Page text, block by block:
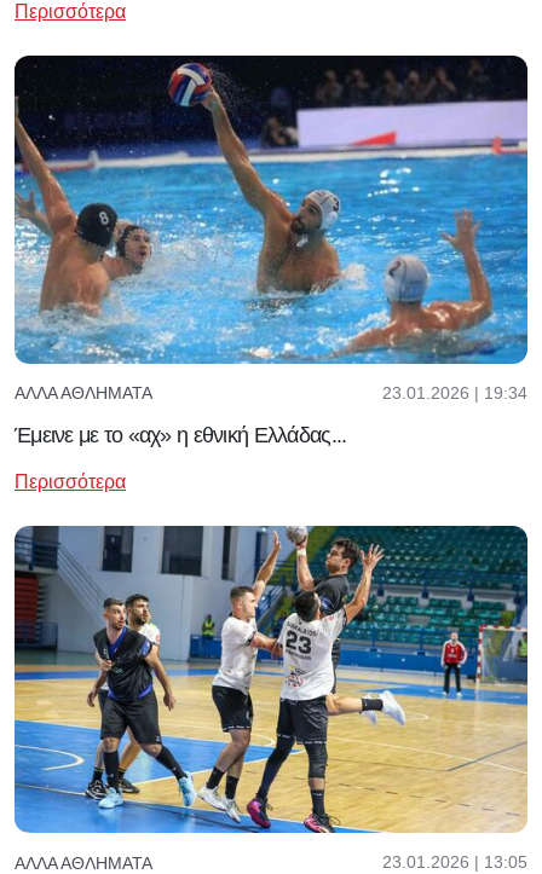
Περισσότερα
ΆΛΛΑ ΑΘΛΉΜΑΤΑ 23.01.2026 | 19:34
Έμεινε με το «αχ» η εθνική Ελλάδας...
Περισσότερα
ΆΛΛΑ ΑΘΛΉΜΑΤΑ 23.01.2026 | 13:05